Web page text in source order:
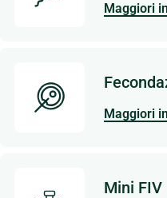
Maggiori
Maggiori
Mini FIV